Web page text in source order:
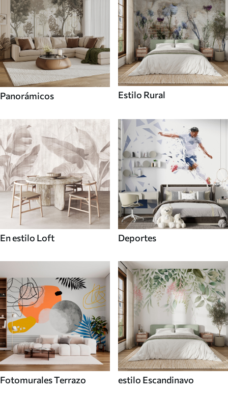
Panorámicos Estilo Rural
En estilo Loft Deportes
Fotomurales Terrazo estilo Escandinavo